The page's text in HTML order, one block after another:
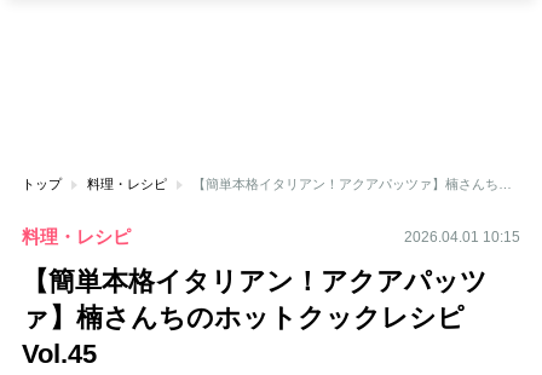
トップ 料理・レシピ
料理・レシピ 2026.04.01 10:15
【簡単本格イタリアン！アクアパッツ
ァ】楠さんちのホットクックレシピ
Vol.45